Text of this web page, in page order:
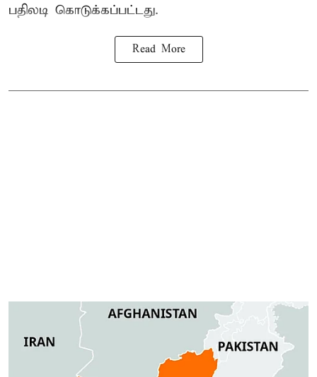
பதிலடி கொடுக்கப்பட்டது.
Read More